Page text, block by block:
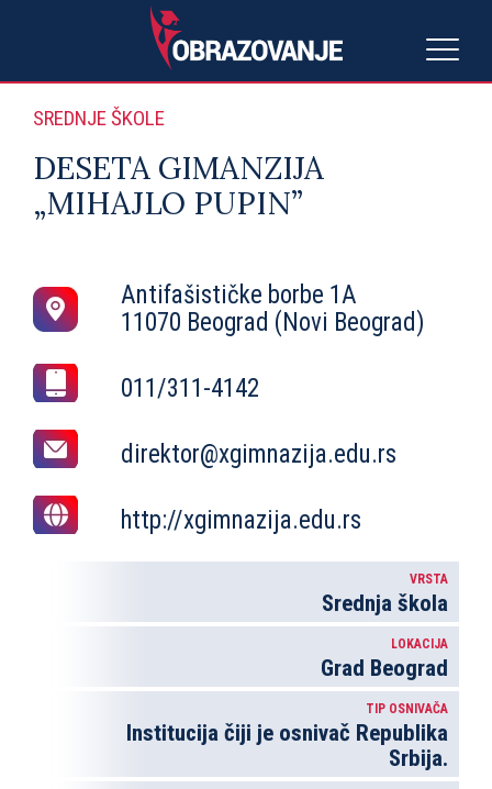
SREDNJE ŠKOLE
DESETA GIMANZIJA
„MIHAJLO PUPIN”
Antifašističke borbe 1A
11070 Beograd (Novi Beograd)
011/311-4142
direktor@xgimnazija.edu.rs
http://xgimnazija.edu.rs
VRSTA
Srednja škola
LOKACIJA
Grad Beograd
TIP OSNIVAČA
Institucija čiji je osnivač Republika
Srbija.